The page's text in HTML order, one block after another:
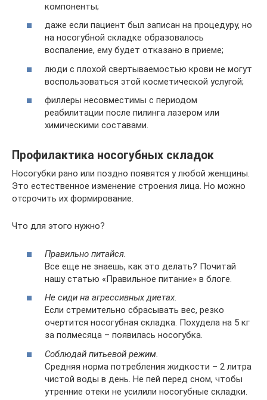
компоненты;
даже если пациент был записан на процедуру, но
на носогубной складке образовалось
воспаление, ему будет отказано в приеме;
люди с плохой свертываемостью крови не могут
воспользоваться этой косметической услугой;
филлеры несовместимы с периодом
реабилитации после пилинга лазером или
химическими составами.
Профилактика носогубных складок
Носогубки рано или поздно появятся у любой женщины.
Это естественное изменение строения лица. Но можно
отсрочить их формирование.
Что для этого нужно?
Правильно питайся.
Все еще не знаешь, как это делать? Почитай
нашу статью «Правильное питание» в блоге.
Не сиди на агрессивных диетах.
Если стремительно сбрасывать вес, резко
очертится носогубная складка. Похудела на 5 кг
за полмесяца – появилась носогубка.
Соблюдай питьевой режим.
Средняя норма потребления жидкости – 2 литра
чистой воды в день. Не пей перед сном, чтобы
утренние отеки не усилили носогубные складки.